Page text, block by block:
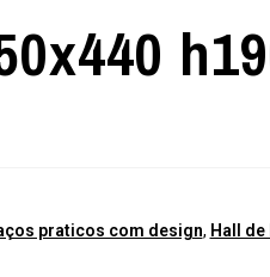
praticos com design, Hall de